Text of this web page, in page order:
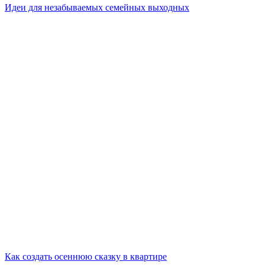
Идеи для незабываемых семейных выходных
Как создать осеннюю сказку в квартире